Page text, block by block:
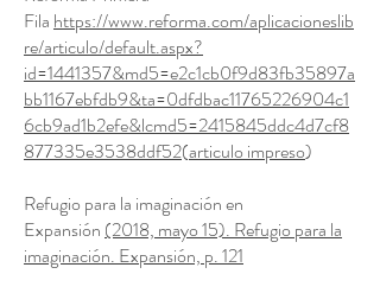
Fila https://www.reforma.com/aplicacioneslib
re/articulo/default.aspx?
id=1441357&md5=e2c1cb0f9d83fb35897a
bb1167ebfdb9&ta=0dfdbac11765226904c1
6cb9ad1b2efe&lcmd5=2415845ddc4d7cf8
877335e3538ddf52(articulo impreso)
Refugio para la imaginación en
Expansión (2018, mayo 15). Refugio para la
imaginación. Expansión, p. 121